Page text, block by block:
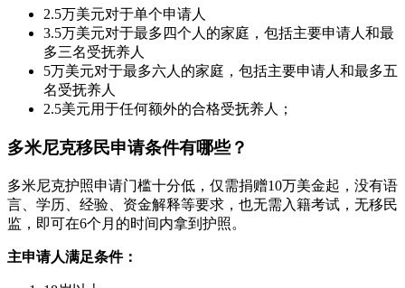
2.5万美元对于单个申请人
3.5万美元对于最多四个人的家庭，包括主要申请人和最
多三名受抚养人
5万美元对于最多六人的家庭，包括主要申请人和最多五
名受抚养人
2.5美元用于任何额外的合格受抚养人；
多米尼克移民申请条件有哪些？
多米尼克护照申请门槛十分低，仅需捐赠10万美金起，没有语
言、学历、经验、资金解释等要求，也无需入籍考试，无移民
监，即可在6个月的时间内拿到护照。
主申请人满足条件：